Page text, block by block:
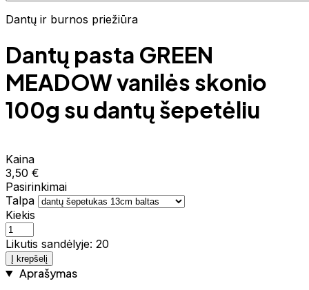
Dantų ir burnos priežiūra
Dantų pasta GREEN
MEADOW vanilės skonio
100g su dantų šepetėliu
Kaina
3,50 €
Pasirinkimai
Talpa
Kiekis
Likutis sandėlyje: 20
Į krepšelį
Aprašymas